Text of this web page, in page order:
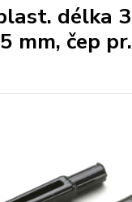
délka
mm, čep